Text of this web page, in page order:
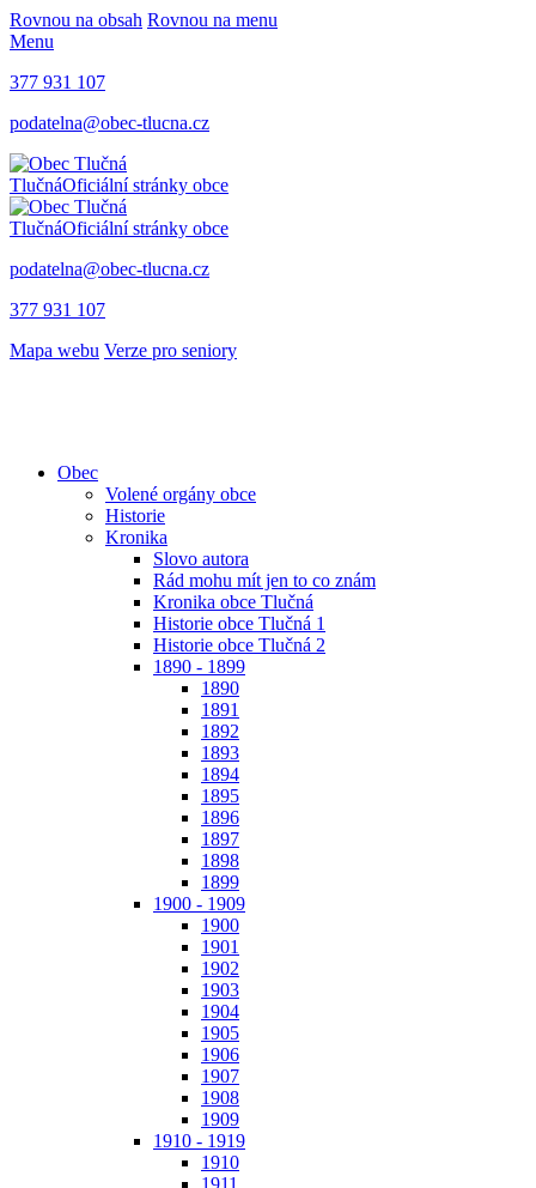
Rovnou na obsah Rovnou na menu
Menu
377 931 107
podatelna@obec-tlucna.cz
TlučnáOficiální stránky obce
TlučnáOficiální stránky obce
podatelna@obec-tlucna.cz
377 931 107
Mapa webu Verze pro seniory
Obec
Volené orgány obce
Historie
Kronika
Slovo autora
Rád mohu mít jen to co znám
Kronika obce Tlučná
Historie obce Tlučná 1
Historie obce Tlučná 2
1890 - 1899
1890
1891
1892
1893
1894
1895
1896
1897
1898
1899
1900 - 1909
1900
1901
1902
1903
1904
1905
1906
1907
1908
1909
1910 - 1919
1910
1911